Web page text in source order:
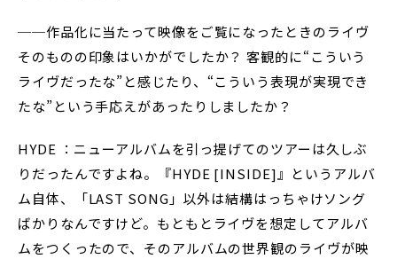
──作品化に当たって映像をご覧になったときのライヴ
そのものの印象はいかがでしたか？ 客観的に“こういう
ライヴだったな”と感じたり、“こういう表現が実現でき
たな”という手応えがあったりしましたか？
HYDE ：ニューアルバムを引っ提げてのツアーは久しぶ
りだったんですよね。『HYDE [INSIDE]』というアルバ
ム自体、「LAST SONG」以外は結構はっちゃけソング
ばかりなんですけど。もともとライヴを想定してアルバ
ムをつくったので、そのアルバムの世界観のライヴが映